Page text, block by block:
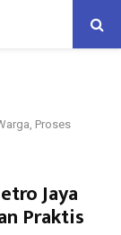
Proses
Jaya
Praktis